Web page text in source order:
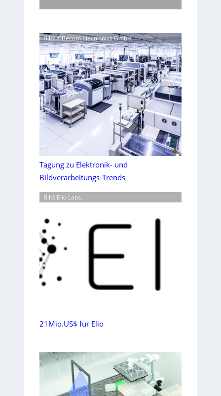
Bild: ©Becom Electronics GmbH
Tagung zu Elektronik- und
Bildverarbeitungs-Trends
Bild: Elio Labs.
21Mio.US$ für Elio